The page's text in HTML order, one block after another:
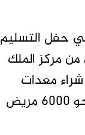
حفل التسليم
مركز الملك
المنظمة من شراء معدات
وإمدادات حيوية لضمان استمرارية خدمات غسيل الكلى السودان والتي تخدم نحو 6000 مريض